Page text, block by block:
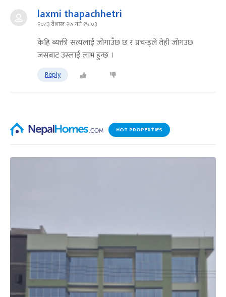
laxmi thapachhetri
२०८३ वैशाख २७ गते १५:०३
केहि ब्यक्ती सत्यलाई जोगाउँछ छ र प्रचन्ड्ले तेही जोगउछ
जसबाट उस्लाई लाभ हुन्छ ।
Reply
HOT PROPERTIES